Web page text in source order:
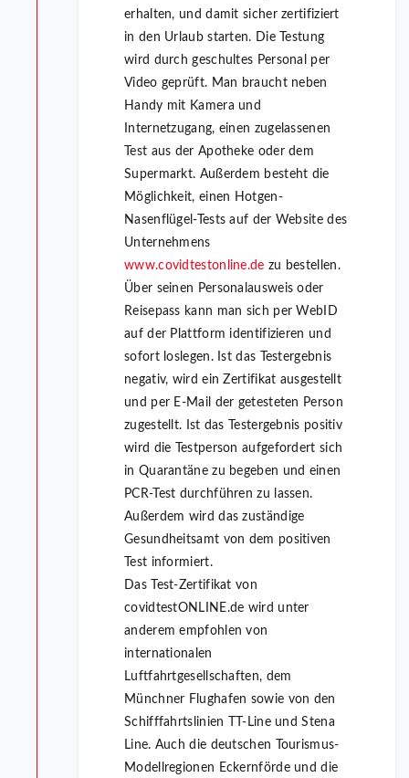
erhalten, und damit sicher zertifiziert
in den Urlaub starten. Die Testung
wird durch geschultes Personal per
Video geprüft. Man braucht neben
Handy mit Kamera und
Internetzugang, einen zugelassenen
Test aus der Apotheke oder dem
Supermarkt. Außerdem besteht die
Möglichkeit, einen Hotgen-
Nasenflügel-Tests auf der Website des
Unternehmens
www.covidtestonline.de zu bestellen.
Über seinen Personalausweis oder
Reisepass kann man sich per WebID
auf der Plattform identifizieren und
sofort loslegen. Ist das Testergebnis
negativ, wird ein Zertifikat ausgestellt
und per E-Mail der getesteten Person
zugestellt. Ist das Testergebnis positiv
wird die Testperson aufgefordert sich
in Quarantäne zu begeben und einen
PCR-Test durchführen zu lassen.
Außerdem wird das zuständige
Gesundheitsamt von dem positiven
Test informiert.
Das Test-Zertifikat von
covidtestONLINE.de wird unter
anderem empfohlen von
internationalen
Luftfahrtgesellschaften, dem
Münchner Flughafen sowie von den
Schifffahrtslinien TT-Line und Stena
Line. Auch die deutschen Tourismus-
Modellregionen Eckernförde und die